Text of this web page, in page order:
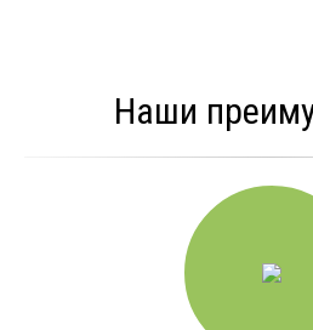
Наши